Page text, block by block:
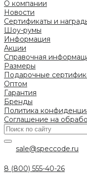
О компании
Новости
Сертификаты и
Шоу-румы
Информация
Акции
Справочная
Размеры
Подарочные
Оптом
Гарантия
Бренды
Политика
Соглашение на
sale@speccode.ru
8 (800) 555-40-26